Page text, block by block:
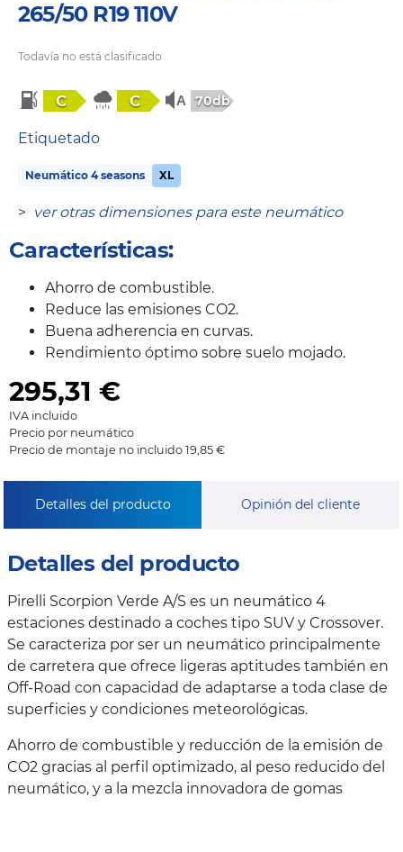
265/50 R19 110V
Todavía no está clasificado
C C 70db
Etiquetado
Neumático 4 seasons XL
> ver otras dimensiones para este neumático
Características:
Ahorro de combustible.
Reduce las emisiones CO2.
Buena adherencia en curvas.
Rendimiento óptimo sobre suelo mojado.
295,31 €
IVA incluido
Precio por neumático
Precio de montaje no incluido 19,85 €
Detalles del producto Opinión del cliente
Detalles del producto
Pirelli Scorpion Verde A/S es un neumático 4
estaciones destinado a coches tipo SUV y Crossover.
Se caracteriza por ser un neumático principalmente
de carretera que ofrece ligeras aptitudes también en
Off-Road con capacidad de adaptarse a toda clase de
superficies y condiciones meteorológicas.
Ahorro de combustible y reducción de la emisión de
CO2 gracias al perfil optimizado, al peso reducido del
neumático, y a la mezcla innovadora de gomas